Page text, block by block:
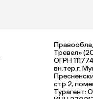
Тревел»
ОГРН
вн.тер.г.
стр.2,
Турагент: